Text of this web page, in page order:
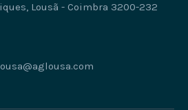
Lousã - Coimbra 3200-232